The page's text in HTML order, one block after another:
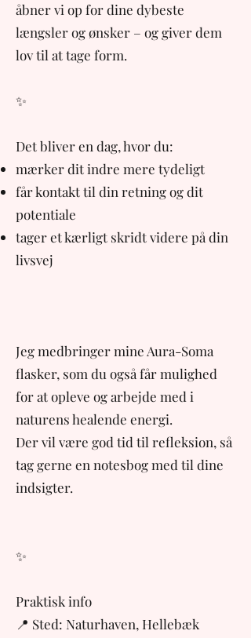
åbner vi op for dine dybeste
længsler og ønsker – og giver dem
lov til at tage form.
✨
Det bliver en dag, hvor du:
mærker dit indre mere tydeligt
får kontakt til din retning og dit
potentiale
tager et kærligt skridt videre på din
livsvej
Jeg medbringer mine Aura-Soma
flasker, som du også får mulighed
for at opleve og arbejde med i
naturens healende energi.
Der vil være god tid til refleksion, så
tag gerne en notesbog med til dine
indsigter.
✨
Praktisk info
📍 Sted: Naturhaven, Hellebæk